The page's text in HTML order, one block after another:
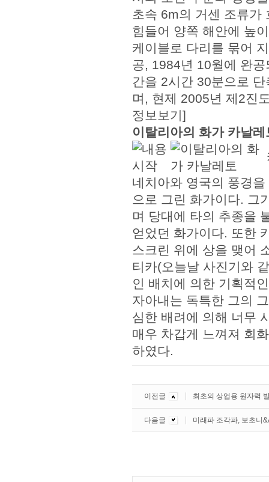
초속 6m의 거센 조류가
힘들어 양쪽 해안에 높
케이블로 다리를 묶어
공, 1984년 10월에 완
간을 2시간 30분으로
며, 현제 2005년 제2진
정보보기]
이탈리아의 화가 카날레
네치아와 영국의 풍경
으로 그린 화가이다. 그
며 당대에 타의 추종을
얻었던 화가이다. 또한
스크린 위에 상을 맺어
티카(오늘날 사진기와
인 배치에 의한 기획적
자아내는 독특한 그의
심한 배려에 의해 너무
매우 차갑게 느껴져 회
하였다.
이전글 최초의 상업용 원자력
다음글 미래파 조각파, 보초니